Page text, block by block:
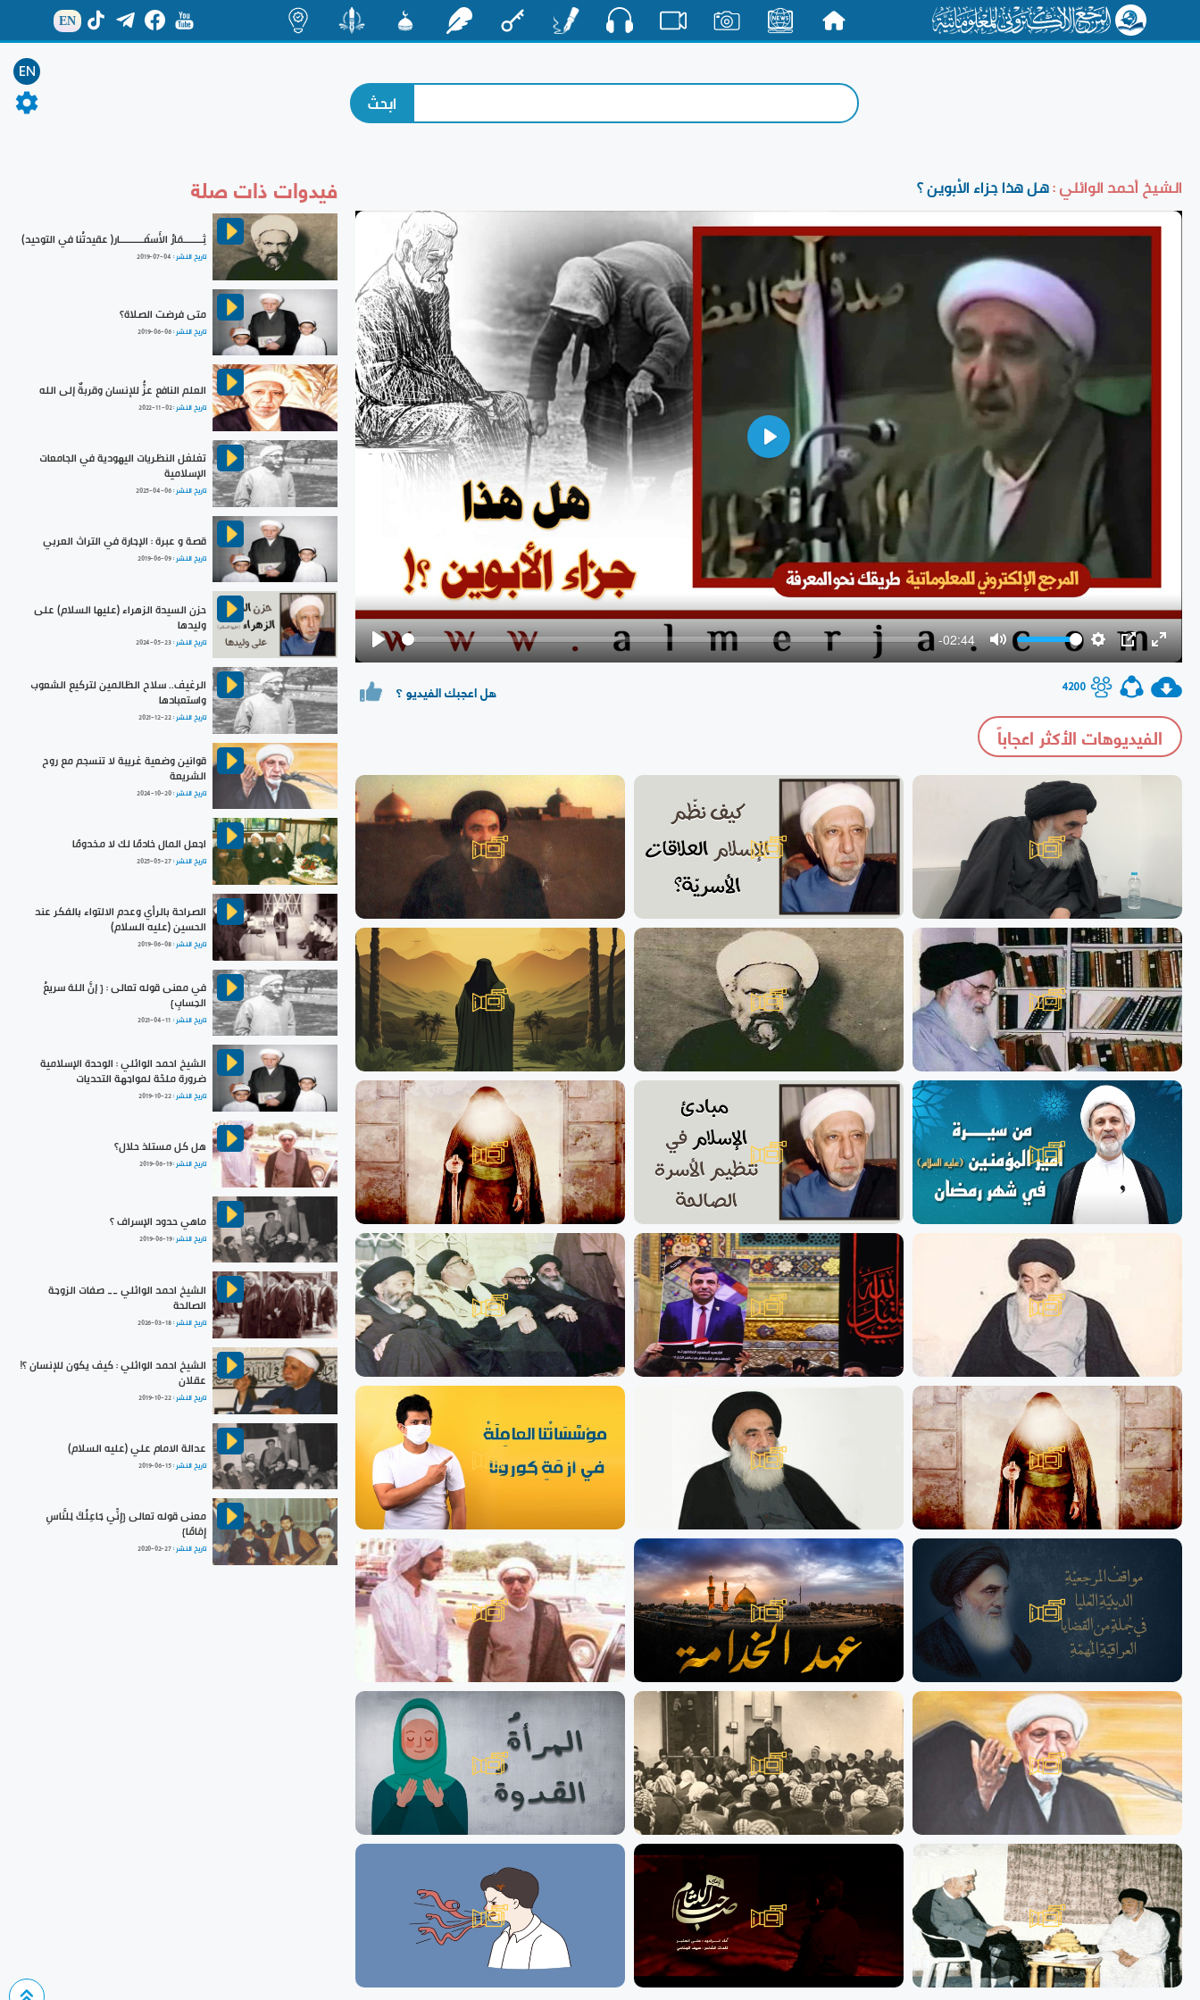
EN
EN
الشيخ أحمد الوائلي :هل هذا جزاء الأبوين ؟
Play
-02:44
Mute
Settings
PIP Enter
Play
4200 هل اعجبك الفيديو ؟
الفيديوهات الأكثر اعجاباً
فيدوات ذات صلة
ثِـــــــمَارُ الأَسفَـــــــــار( عقيدتُنا في التوحيد)
تاريخ النشر : 2019-07-04
متى فرضت الصلاة؟
تاريخ النشر :2019-06-06
العلم النافع عزُّ للإنسان وقربةٌ إلى الله
تاريخ النشر :2022-11-02
تغلغل النظريات اليهودية في الجامعات
الإسلامية
تاريخ النشر :2025-04-06
قصة و عبرة : الإجارة في التراث العربي
تاريخ النشر :2019-06-09
حزن السيدة الزهراء (عليها السلام) على
وليدها
تاريخ النشر :2024-05-23
الرغيف.. سلاح الظالمين لتركيع الشعوب
واستعبادها
تاريخ النشر :2021-12-22
قوانين وضعية غريبة لا تنسجم مع روح
الشريعة
تاريخ النشر :2024-10-20
اجعل المال خادمًا لك لا مخدومًا
تاريخ النشر :2025-05-27
الصراحة بالرأي وعدم الالتواء بالفكر عند
الحسين (عليه السلام)
تاريخ النشر :2019-06-08
في معنى قوله تعالى : { إنَّ اللهَ سريعُ
الحِسابِ}
تاريخ النشر : 2021-04-11
الشيخ احمد الوائلي : الوحدة الإسلامية
ضرورة ملحّة لمواجهة التحديات
تاريخ النشر :2019-10-22
هل كل مستلذ حلال؟
تاريخ النشر :2019-06-19
ماهي حدود الإسراف ؟
تاريخ النشر :2019-06-19
الشيخ احمد الوائلي __ صفات الزوجة
الصالحة
تاريخ النشر :2026-03-18
الشيخ احمد الوائلي : كيف يكون للإنسان ؟!
عقلان
تاريخ النشر :2019-10-22
عدالة الامام علي (عليه السلام)
تاريخ النشر :2019-06-15
معنى قوله تعالى {إِنِّي جَاعِلُكَ لِلنَّاسِ
إِمَامًا}
تاريخ النشر :2020-02-27